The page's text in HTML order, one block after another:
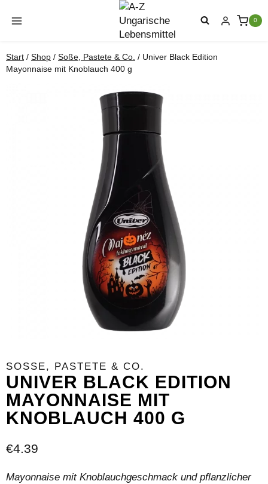
Inhalt
0
Start / Shop / Soße, Pastete & Co. / Univer Black Edition
Mayonnaise mit Knoblauch 400 g
SOSSE, PASTETE & CO.
UNIVER BLACK EDITION
MAYONNAISE MIT
KNOBLAUCH 400 G
€4.39
Mayonnaise mit Knoblauchgeschmack und pflanzlicher